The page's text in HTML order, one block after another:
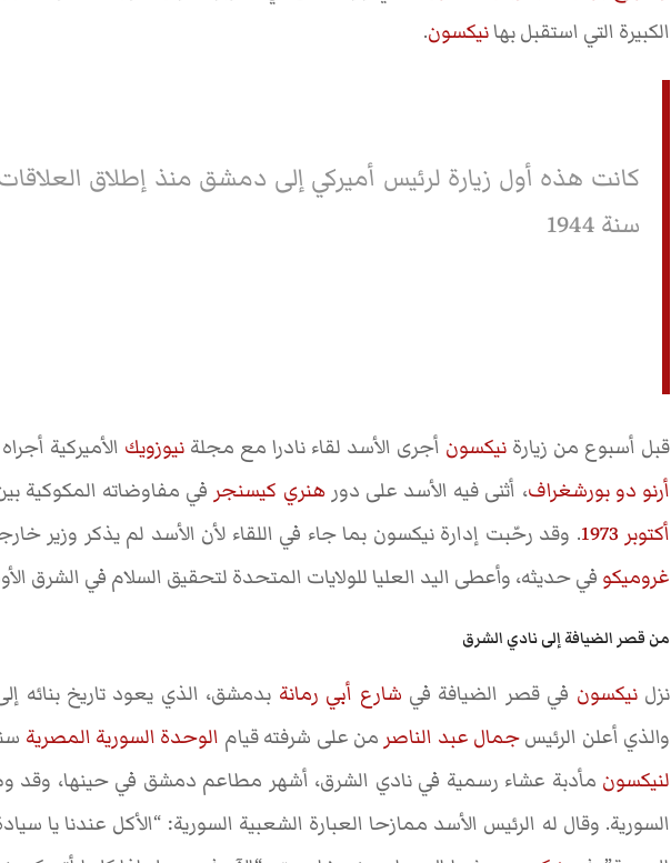
الكبيرة التي استقبل بهانيكسون.
كانت هذه أول زيارة لرئيس أميركي إلى دمشق منذ إطلاق العلاقات
سنة 1944
قبل أسبوع من زيارة نيكسون أجرى الأسد لقاء نادرا مع مجلة نيوزويك الأميركية
أرنو دو بورشغراف، أثنى فيه الأسد على دورهنري كيسنجر في مفاوضاته المكوكية
أكتوبر 1973
. وقد رحّبت إدارة نيكسون بما جاء في اللقاء لأن الأسد لم يذكر وزير
غروميكو في حديثه، وأعطى اليد العليا للولايات المتحدة لتحقيق السلام في الشرق
من قصر الضيافة إلى نادي الشرق
نزلنيكسون في قصر الضيافة في شارع أبي رمانة بدمشق، الذي يعود تاريخ بنائه
والذي أعلن الرئيسجمال عبد الناصر من على شرفته قيام الوحدة السورية المصرية سنة 1958.
لنيكسون مأدبة عشاء رسمية في نادي الشرق، أشهر مطاعم دمشق في حينها، وقد
السورية. وقال له الرئيس الأسد ممازحا العبارة الشعبية السورية: “الأكل عندنا يا